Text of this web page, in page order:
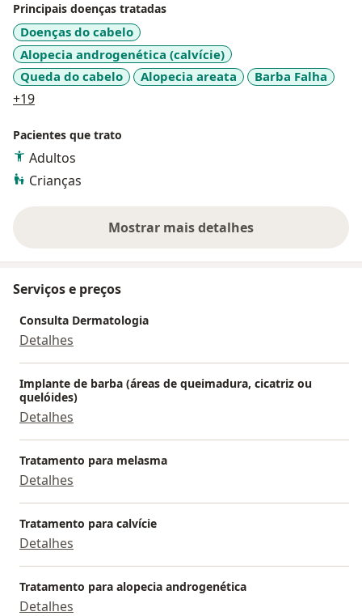
Principais doenças tratadas
Doenças do cabelo
Alopecia androgenética (calvície)
Queda do cabelo
Alopecia areata Barba Falha
+19a11y_sr_more_diseases
Pacientes que trato
Adultos
Crianças
Mostrar mais detalhes
sobre a experiência
Serviços e preços
Consulta Dermatologia
Detalhes
Implante de barba (áreas de queimadura, cicatriz ou
quelóides)
Detalhes
Tratamento para melasma
Detalhes
Tratamento para calvície
Detalhes
Tratamento para alopecia androgenética
Detalhes